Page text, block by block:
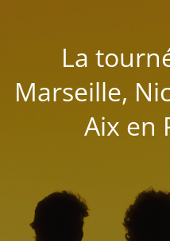
La
Marseille,
Aix en